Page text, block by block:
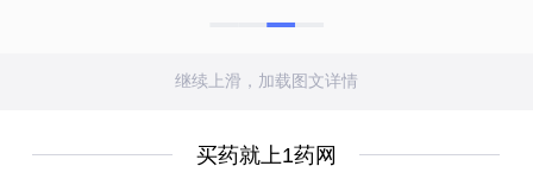
继续上滑，加载图文详情
买药就上1药网